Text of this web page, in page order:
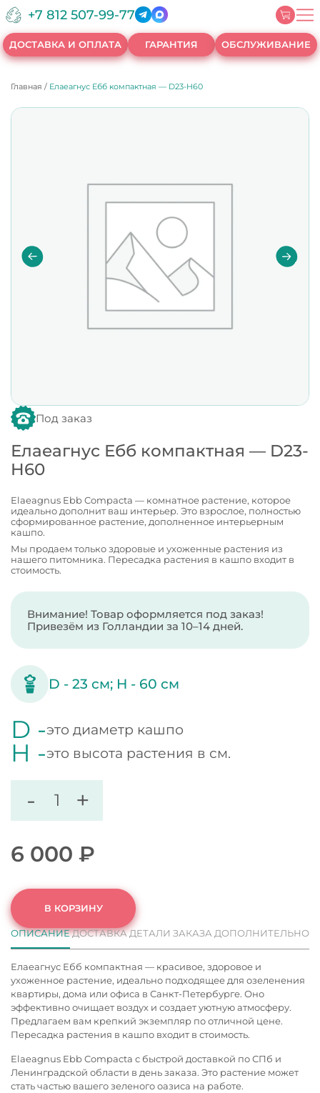
+7 812 507-99-77
ДОСТАВКА И ОПЛАТА ГАРАНТИЯ ОБСЛУЖИВАНИЕ
Главная / Елаеагнус Ебб компактная — D23-H60
Под заказ
Елаеагнус Ебб компактная — D23-
H60
Elaeagnus Ebb Compacta — комнатное растение, которое
идеально дополнит ваш интерьер. Это взрослое, полностью
сформированное растение, дополненное интерьерным
кашпо.
Мы продаем только здоровые и ухоженные растения из
нашего питомника. Пересадка растения в кашпо входит в
стоимость.
Внимание! Товар оформляется под заказ!
Привезём из Голландии за 10–14 дней.
D -23 см; H - 60 см
D -это диаметр кашпо
H -это высота растения в см.
- +
6 000 ₽
В КОРЗИНУ
ОПИСАНИЕДОСТАВКАДЕТАЛИ ЗАКАЗА ДОПОЛНИТЕЛЬНО
Елаеагнус Ебб компактная — красивое, здоровое и
ухоженное растение, идеально подходящее для озеленения
квартиры, дома или офиса в Санкт-Петербурге. Оно
эффективно очищает воздух и создает уютную атмосферу.
Предлагаем вам крепкий экземпляр по отличной цене.
Пересадка растения в кашпо входит в стоимость.
Elaeagnus Ebb Compacta с быстрой доставкой по СПб и
Ленинградской области в день заказа. Это растение может
стать частью вашего зеленого оазиса на работе.